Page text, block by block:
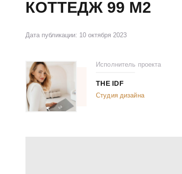
КОТТЕДЖ 99 М2
Дата публикации: 10 октября 2023
Исполнитель проекта
THE IDF
Студия дизайна